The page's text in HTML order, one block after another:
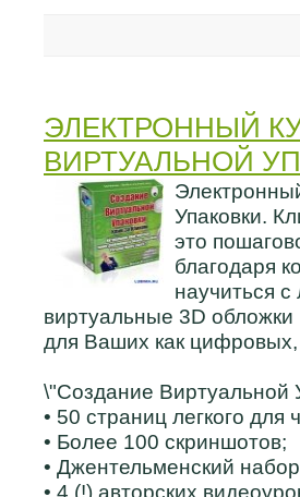
ЭЛЕКТРОННЫЙ
ВИРТУАЛЬНОЙ
Упаковки.
это
благодаря
научиться
виртуальные 3D обложки
для Ваших как
\"Создание Виртуальной
• 50 страниц легкого для
• Более 100 скриншотов;
• Джентельменский
• 4 (!) авторских